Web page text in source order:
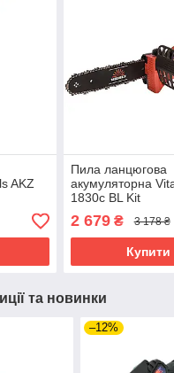
AKZ
Пила ланцюгова
акумуляторна
1830c BL Kit
2 679₴ 3 178 ₴
Купити
та новинки
–12%